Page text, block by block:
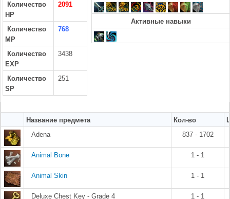
Количество
HP
2091
Количество
MP
768
Количество
EXP
3438
Количество
SP
251
Активные навыки
Название предмета Кол-во
Adena
837 - 1702
Animal Bone 1 - 1
Animal Skin 1 - 1
Deluxe Chest Key - Grade 4 1 - 1